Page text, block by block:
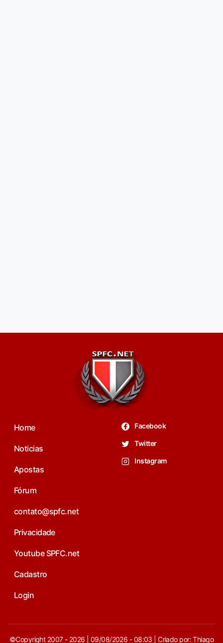
Home
Noticias
Apostas
Fórum
contato@spfc.net
Privacidade
Youtube SPFC.net
Cadastro
Login
Facebook
Twitter
Instagram
©Copyright 2007 - 2026 | 09/08/2026 - 08:03 | Criado por: Thiago